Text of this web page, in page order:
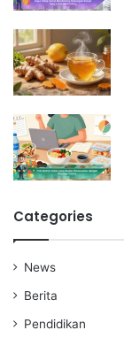
Categories
News
Berita
Pendidikan